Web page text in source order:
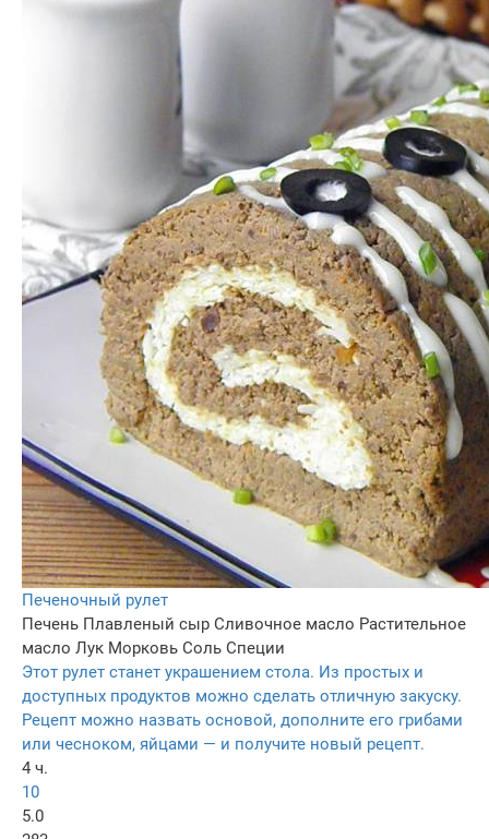
Печеночный рулет
Печень Плавленый сыр Сливочное масло Растительное
масло Лук Морковь Соль Специи
Этот рулет станет украшением стола. Из простых и
доступных продуктов можно сделать отличную закуску.
Рецепт можно назвать основой, дополните его грибами
или чесноком, яйцами — и получите новый рецепт.
4 ч.
10
5.0